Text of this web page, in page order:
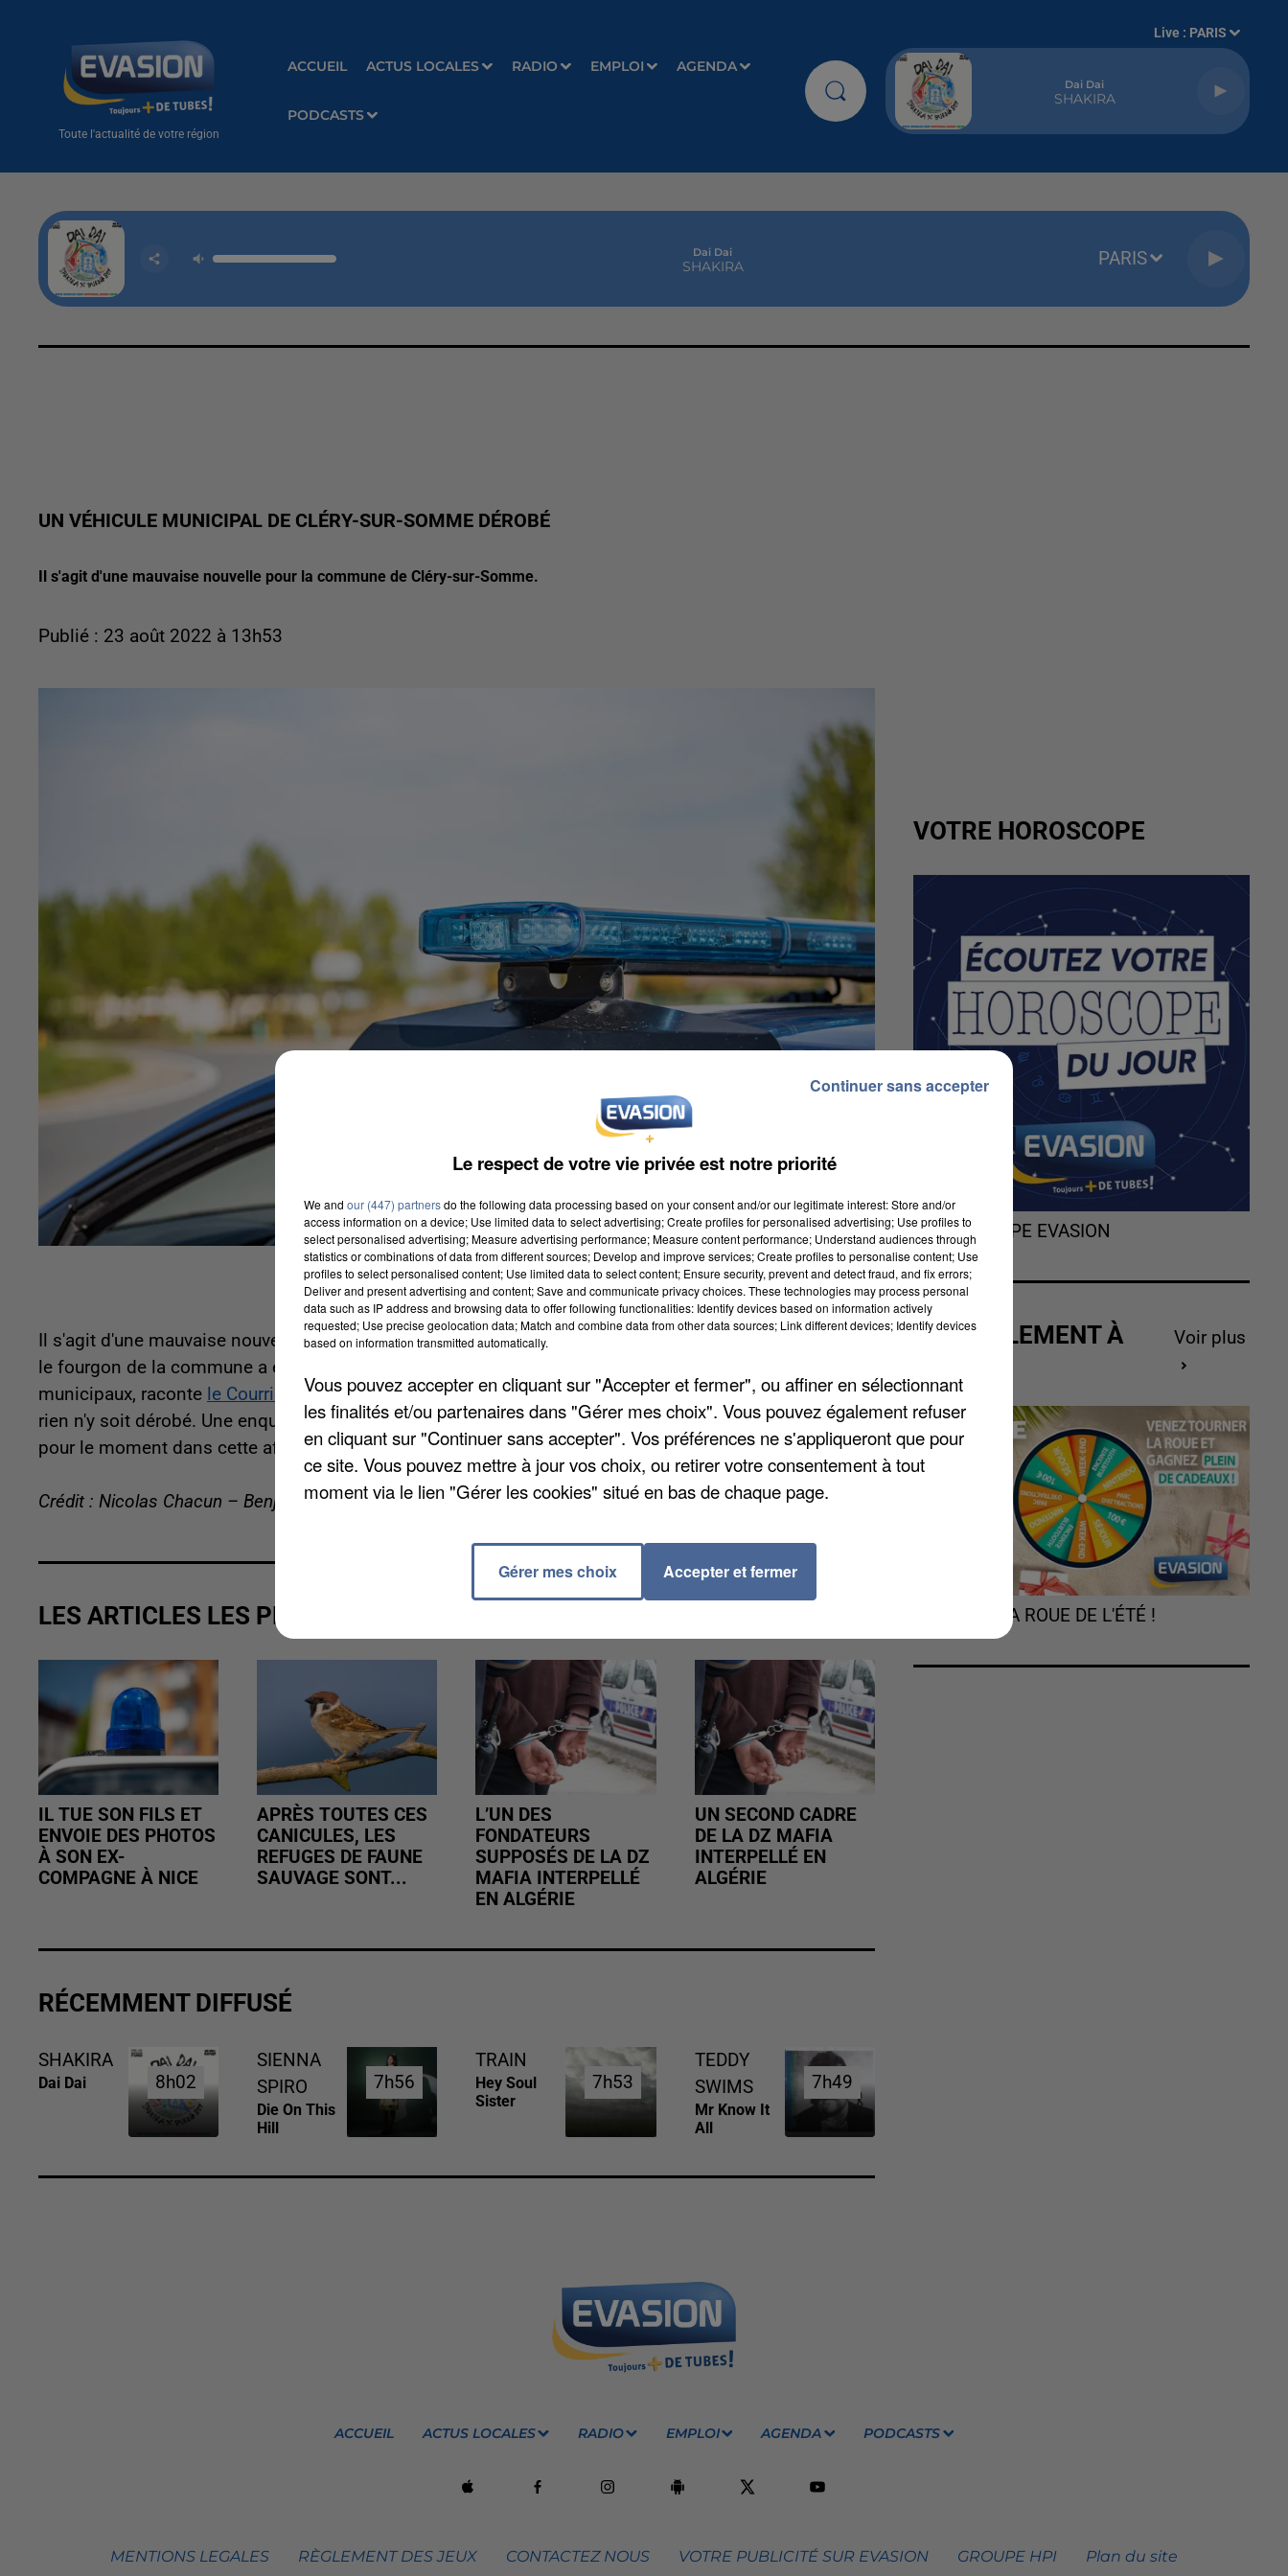
Toute l'actualité de votre région
ACCUEIL ACTUS LOCALES RADIO EMPLOI AGENDA
PODCASTS
Live : PARIS
Dai Dai
SHAKIRA
Dai Dai
SHAKIRA PARIS
UN VÉHICULE MUNICIPAL DE CLÉRY-SUR-SOMME DÉROBÉ
Il s'agit d'une mauvaise nouvelle pour la commune de Cléry-sur-Somme.
Publié : 23 août 2022 à 13h53
Il s'agit d'une mauvaise nouvelle pour la commune de Cléry-sur-Somme. Un véhicule, plus précisément
le fourgon de la commune a été dérobé ce week-end. Le vol a été constaté hier matin par des agents
municipaux, raconte le Courrier Picard . Le local technique aurait aussi été forcé puis fouillé, sans que
rien n'y soit dérobé. Une enquête a été ouverte par les gendarmes. Aucune interpellation n'a eu lieu
pour le moment dans cette affaire.
Crédit : Nicolas Chacun – Benjamin Swiniarski
LES ARTICLES LES PLUS VUS
IL TUE SON FILS ET
ENVOIE DES PHOTOS
À SON EX-
COMPAGNE À NICE
APRÈS TOUTES CES
CANICULES, LES
REFUGES DE FAUNE
SAUVAGE SONT...
L’UN DES
FONDATEURS
SUPPOSÉS DE LA DZ
MAFIA INTERPELLÉ
EN ALGÉRIE
UN SECOND CADRE
DE LA DZ MAFIA
INTERPELLÉ EN
ALGÉRIE
RÉCEMMENT DIFFUSÉ
SHAKIRA
Dai Dai 8h02
8h02
SIENNA
SPIRO
Die On This
Hill
7h56
7h56
TRAIN
Hey Soul
Sister
7h53
7h53
TEDDY
SWIMS
Mr Know It
All
7h49
7h49
VOTRE HOROSCOPE
L'HOROSCOPE EVASION
ACTUELLEMENT À
Voir plus
TOURNEZ LA ROUE DE L'ÉTÉ !
ACCUEIL ACTUS LOCALES RADIO EMPLOI AGENDA PODCASTS
MENTIONS LEGALES RÈGLEMENT DES JEUX CONTACTEZ NOUS VOTRE PUBLICITÉ SUR EVASION GROUPE HPI Plan du site
Le respect de votre vie privée est notre priorité
We and our (447) partnersdo the following data processing based on your consent and/or our legitimate interest: Store and/or
access information on a device; Use limited data to select advertising; Create profiles for personalised advertising; Use profiles to
select personalised advertising; Measure advertising performance; Measure content performance; Understand audiences through
statistics or combinations of data from different sources; Develop and improve services; Create profiles to personalise content; Use
profiles to select personalised content; Use limited data to select content; Ensure security, prevent and detect fraud, and fix errors;
Deliver and present advertising and content; Save and communicate privacy choices. These technologies may process personal
data such as IP address and browsing data to offer following functionalities: Identify devices based on information actively
requested; Use precise geolocation data; Match and combine data from other data sources; Link different devices; Identify devices
based on information transmitted automatically.
Vous pouvez accepter en cliquant sur "Accepter et fermer", ou affiner en sélectionnant
les finalités et/ou partenaires dans "Gérer mes choix". Vous pouvez également refuser
en cliquant sur "Continuer sans accepter". Vos préférences ne s'appliqueront que pour
ce site. Vous pouvez mettre à jour vos choix, ou retirer votre consentement à tout
moment via le lien "Gérer les cookies" situé en bas de chaque page.
Gérer mes choix Accepter et fermer
Continuer sans accepter